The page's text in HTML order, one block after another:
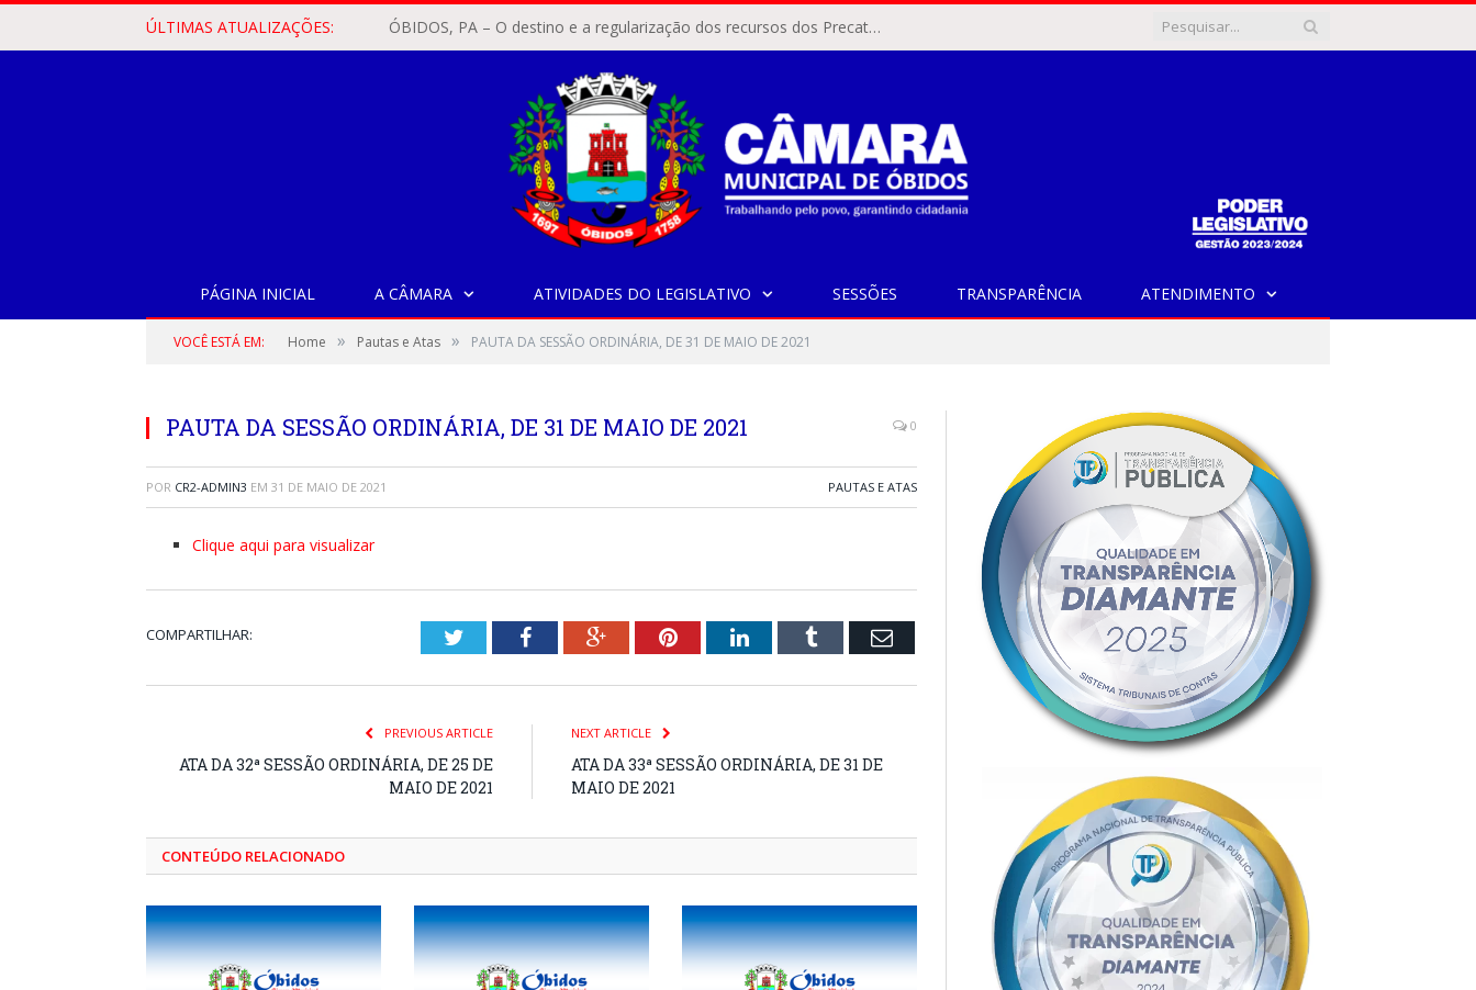
ÚLTIMAS ATUALIZAÇÕES: ÓBIDOS, PA – O destino e a regularização dos recursos dos Precatórios do FUNDEF (Fundo de Manutenção e Desenvolvimento do Ensino Fundamental e de Valorização do Magistério) voltaram a pautar as discussões na Câmara Municipal de Óbidos.
PÁGINA INICIAL A CÂMARA ATIVIDADES DO LEGISLATIVO SESSÕES TRANSPARÊNCIA ATENDIMENTO
VOCÊ ESTÁ EM: Home » Pautas e Atas » PAUTA DA SESSÃO ORDINÁRIA, DE 31 DE MAIO DE 2021
PAUTA DA SESSÃO ORDINÁRIA, DE 31 DE MAIO DE 2021 0
POR CR2-ADMIN3 EM 31 DE MAIO DE 2021 PAUTAS E ATAS
Clique aqui para visualizar
COMPARTILHAR: TwitterFacebookGoogle+PinterestLinkedInTumblr Email
PREVIOUS ARTICLE
ATA DA 32ª SESSÃO ORDINÁRIA, DE 25 DE
MAIO DE 2021
NEXT ARTICLE
ATA DA 33ª SESSÃO ORDINÁRIA, DE 31 DE
MAIO DE 2021
CONTEÚDO RELACIONADO